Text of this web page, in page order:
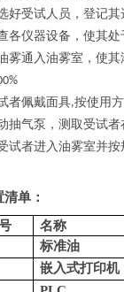
好受试人员，登记
各仪器设备，使其
雾通入油雾室，使
者佩戴面具,按使用
抽气泵，测取受试
试者进入油雾室并
清单：
名称
标准油
嵌入式打印机